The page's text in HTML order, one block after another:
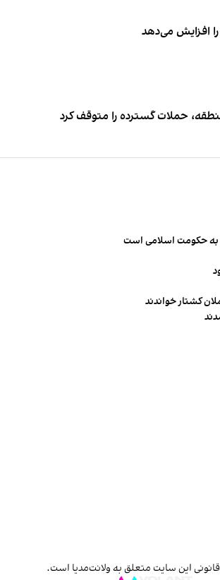
افزایش می‌دهد
حملات گسترده را متوقف کرد
به حکومت اسلامی است
کشتار خواندند
این سایت متعلق به ولانت‌مدیا است.